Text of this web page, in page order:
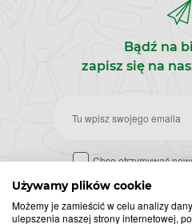
Używamy plików cookie
Możemy je zamieścić w celu analizy
ulepszenia naszej strony internetowej,
Bądź na
zapisz się na
Zapisz
do
newslettera
Chcę otrzymywać